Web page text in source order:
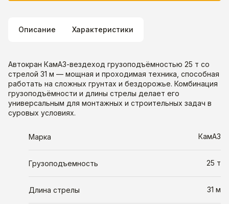
Описание Характеристики
Автокран КамАЗ-вездеход грузоподъёмностью 25 т со
стрелой 31 м — мощная и проходимая техника, способная
работать на сложных грунтах и бездорожье. Комбинация
грузоподъёмности и длины стрелы делает его
универсальным для монтажных и строительных задач в
суровых условиях.
Марка КамАЗ
Грузоподъемность 25 т
Длина стрелы 31 м